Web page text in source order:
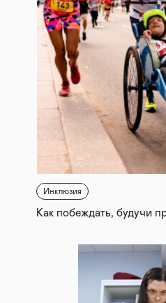
Инклюзия
Как побеждать, будучи